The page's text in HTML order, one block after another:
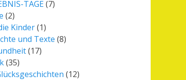
TAGE(7)
(2)
Kinder(1)
und Texte (8)
(17)
(35)
(12)